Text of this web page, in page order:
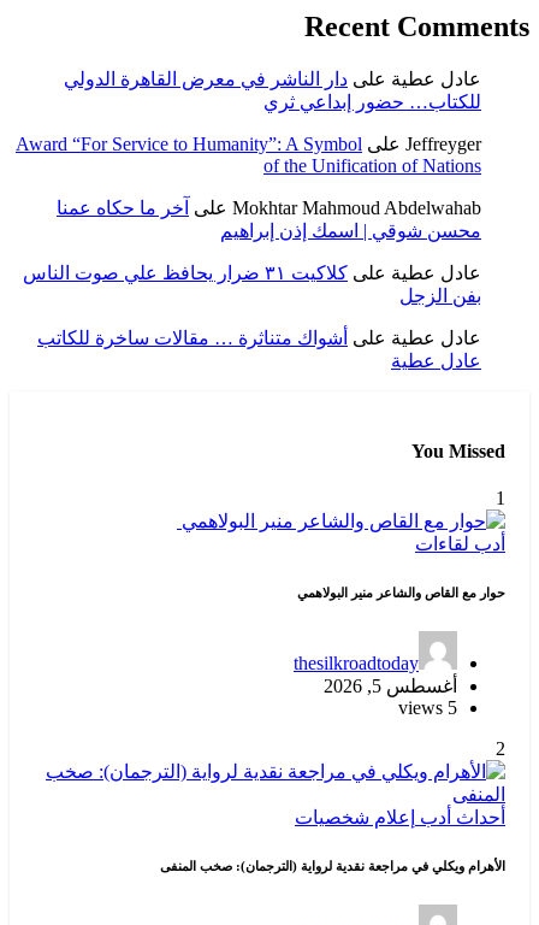
Recent Comments
عادل عطية على دار الناشر في معرض القاهرة الدولي
للكتاب… حضور إبداعي ثري
Jeffreyger على Award “For Service to Humanity”: A Symbol
of the Unification of Nations
Mokhtar Mahmoud Abdelwahab على آخر ما حكاه عمنا
محسن شوقي | اسمك إذن إبراهيم
عادل عطية على
كلاكيت ٣١ ضرار يحافظ علي صوت الناس
بفن الزجل
عادل عطية على أشواك متناثرة … مقالات ساخرة للكاتب
عادل عطية
You Missed
1
أدب لقاءات
حوار مع القاص والشاعر منير البولاهمي
thesilkroadtoday
أغسطس 5, 2026
5 views
2
أحداث أدب إعلام شخصيات
الأهرام ويكلي في مراجعة نقدية لرواية (الترجمان): صخب المنفى